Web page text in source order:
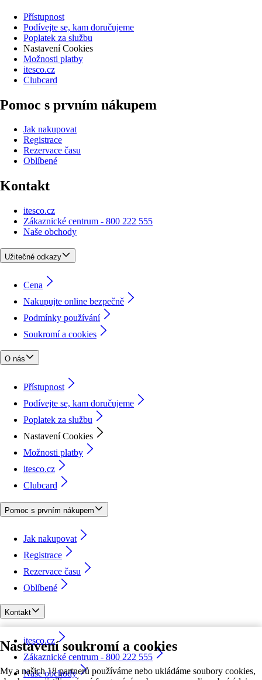
Nastavení soukromí a cookies
My a našich 18 partnerů používáme nebo ukládáme soubory cookies,
Přístupnost
Podívejte se, kam doručujeme
Poplatek za službu
Nastavení Cookies
Možnosti platby
itesco.cz
Clubcard
Pomoc s prvním nákupem
Jak nakupovat
Registrace
Rezervace času
Oblíbené
Kontakt
itesco.cz
Zákaznické centrum - 800 222 555
Naše obchody
Užitečné odkazy
Cena
Nakupujte online bezpečně
Podmínky používání
Soukromí a cookies
O nás
Přístupnost
Podívejte se, kam doručujeme
Poplatek za službu
Nastavení Cookies
Možnosti platby
itesco.cz
Clubcard
Pomoc s prvním nákupem
Jak nakupovat
Registrace
Rezervace času
Oblíbené
Kontakt
itesco.cz
Zákaznické centrum - 800 222 555
Naše obchody